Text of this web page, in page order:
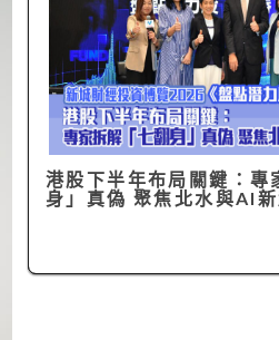
港股下半年布局關鍵：專
身」真偽 聚焦北水與AI